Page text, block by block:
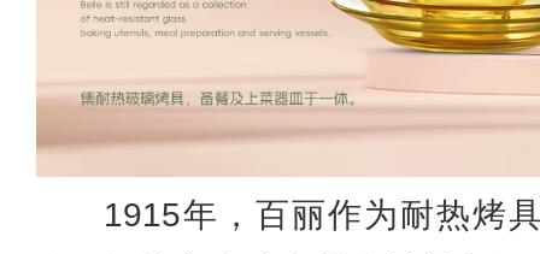
1915年，百丽作为耐热烤